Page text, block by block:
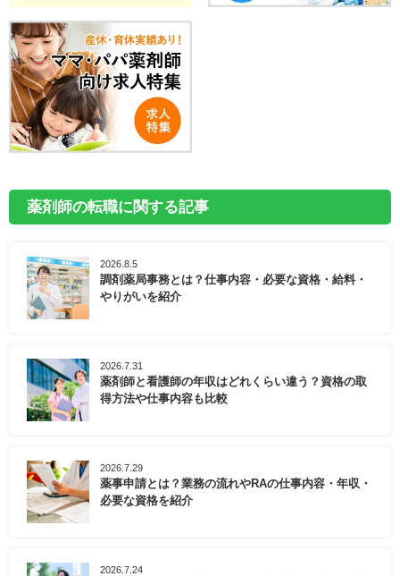
薬剤師の転職に関する記事
2026.8.5
調剤薬局事務とは？仕事内容・必要な資格・給料・
やりがいを紹介
2026.7.31
薬剤師と看護師の年収はどれくらい違う？資格の取
得方法や仕事内容も比較
2026.7.29
薬事申請とは？業務の流れやRAの仕事内容・年収・
必要な資格を紹介
2026.7.24